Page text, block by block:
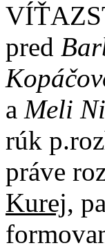
pred
a Meli
rúk
práve
Kurej,